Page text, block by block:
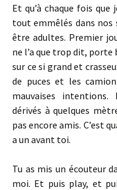
Et qu’à chaque fois que
tout emmêlés dans
être adultes. Premier
ne l’a que trop dit, porte
sur ce si grand et
de puces et les
mauvaises intentions.
dérivés à quelques
pas encore amis. C’est
a un avant toi.
Tu as mis un écouteur
moi. Et puis play, et